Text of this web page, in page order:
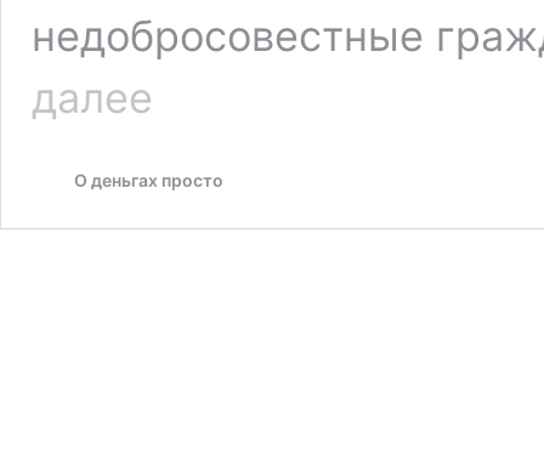
недобросовестные
далее
О деньгах просто